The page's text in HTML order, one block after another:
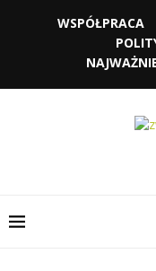
WSPÓŁPRACA